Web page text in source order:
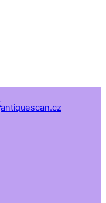
antiquescan.cz